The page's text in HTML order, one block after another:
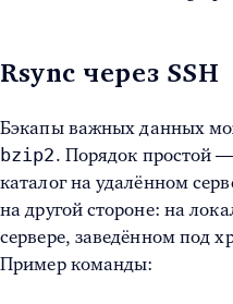
Rsync через SSH
Бэкапы важных данных
bzip2. Порядок простой
каталог на удалённом
на другой стороне: на
сервере, заведённом под
Пример команды: